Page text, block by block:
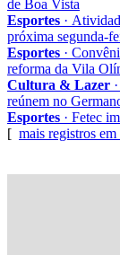
de Boa Vista
Esportes ·
próxima segunda-
Esportes ·
reforma da Vila
Cultura & Lazer
reúnem no
Esportes · Fetec
[ mais registros em